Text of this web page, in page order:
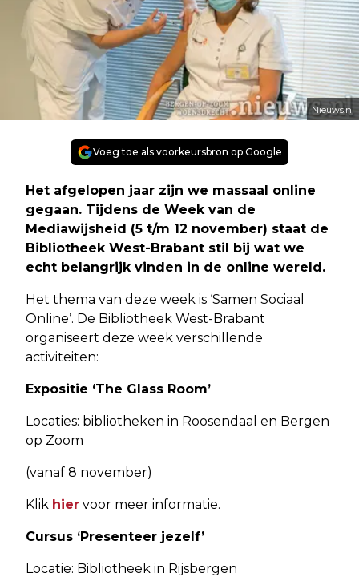
Nieuws.nl
Voeg toe als voorkeursbron op Google
Het afgelopen jaar zijn we massaal online
gegaan. Tijdens de Week van de
Mediawijsheid (5 t/m 12 november) staat de
Bibliotheek West-Brabant stil bij wat we
echt belangrijk vinden in de online wereld.
Het thema van deze week is ‘Samen Sociaal
Online’. De Bibliotheek West-Brabant
organiseert deze week verschillende
activiteiten:
Expositie ‘The Glass Room’
Locaties: bibliotheken in Roosendaal en Bergen
op Zoom
(vanaf 8 november)
Klik hier voor meer informatie.
Cursus ‘Presenteer jezelf’
Locatie: Bibliotheek in Rijsbergen